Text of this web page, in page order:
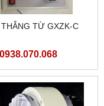
THẮNG TỪ GXZK-C